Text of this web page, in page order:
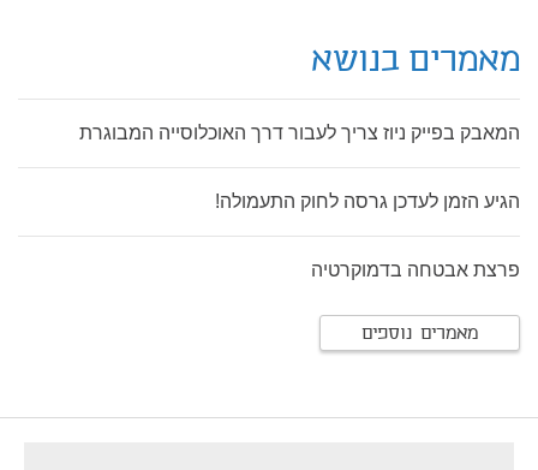
מאמרים בנושא
המאבק בפייק ניוז צריך לעבור דרך האוכלוסייה המבוגרת
הגיע הזמן לעדכן גרסה לחוק התעמולה!
פרצת אבטחה בדמוקרטיה
מאמרים נוספים